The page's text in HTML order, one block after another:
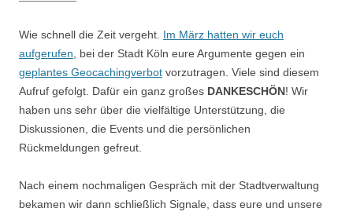
Wie schnell die Zeit vergeht. Im März hatten wir euch
aufgerufen, bei der Stadt Köln eure Argumente gegen ein
geplantes Geocachingverbot vorzutragen. Viele sind diesem
Aufruf gefolgt. Dafür ein ganz großes DANKESCHÖN! Wir
haben uns sehr über die vielfältige Unterstützung, die
Diskussionen, die Events und die persönlichen
Rückmeldungen gefreut.
Nach einem nochmaligen Gespräch mit der Stadtverwaltung
bekamen wir dann schließlich Signale, dass eure und unsere